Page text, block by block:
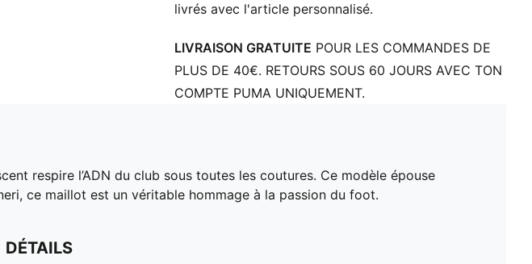
livrés avec l'article personnalisé.
LIVRAISON GRATUITE POUR LES COMMANDES DE
PLUS DE 40€. RETOURS SOUS 60 JOURS AVEC TON
COMPTE PUMA UNIQUEMENT.
respire l’ADN du club sous toutes les coutures. Ce modèle épouse
ce maillot est un véritable hommage à la passion du foot.
DÉTAILS